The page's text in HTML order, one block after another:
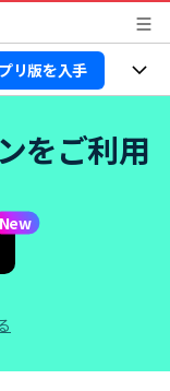
リ版を入手
をご利用
New